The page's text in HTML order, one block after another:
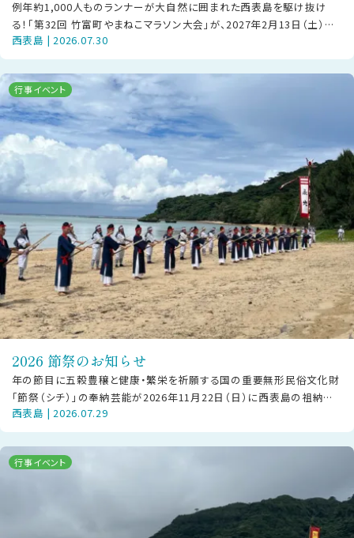
例年約1,000人ものランナーが大自然に囲まれた西表島を駆け抜け
る！「第32回 竹富町やまねこマラソン大会」が、2027年2月13日（土）に
西部地区で開催されま
西表島 | 2026.07.30
行事イベント
2026 節祭のお知らせ
年の節目に五穀豊穣と健康・繁栄を祈願する国の重要無形民俗文化財
「節祭（シチ）」の奉納芸能が2026年11月22日（日）に西表島の祖納地
区・干立地区にて披露されま
西表島 | 2026.07.29
行事イベント